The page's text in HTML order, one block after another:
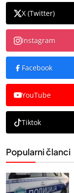
X (Twitter)
Instagram
Facebook
YouTube
Tiktok
Popularni članci